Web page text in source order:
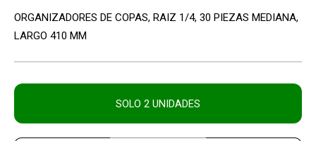
ORGANIZADORES DE COPAS, RAIZ 1/4, 30 PIEZAS MEDIANA,
LARGO 410 MM
SOLO 2 UNIDADES